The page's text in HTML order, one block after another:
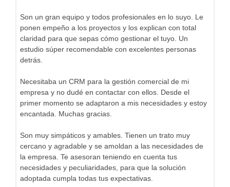
Son un gran equipo y todos profesionales en lo suyo. Le
ponen empeño a los proyectos y los explican con total
claridad para que sepas cómo gestionar el tuyo. Un
estudio súper recomendable con excelentes personas
detrás.
Necesitaba un CRM para la gestión comercial de mi
empresa y no dudé en contactar con ellos. Desde el
primer momento se adaptaron a mis necesidades y estoy
encantada. Muchas gracias.
Son muy simpáticos y amables. Tienen un trato muy
cercano y agradable y se amoldan a las necesidades de
la empresa. Te asesoran teniendo en cuenta tus
necesidades y peculiaridades, para que la solución
adoptada cumpla todas tus expectativas.